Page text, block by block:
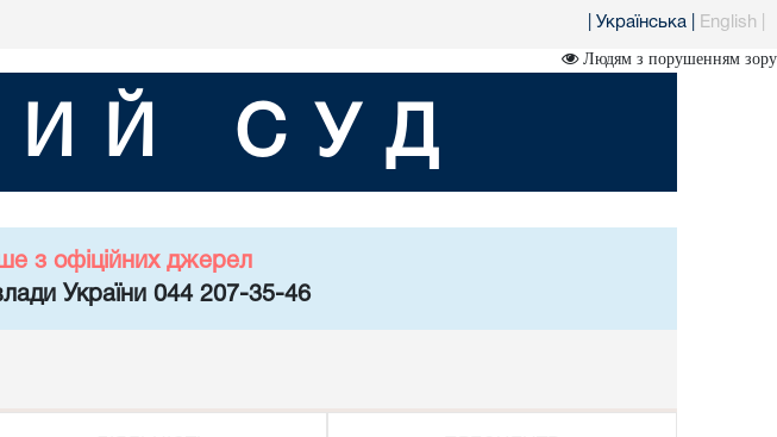
Українська English
Людям з порушенням зору
СУД
з офіційних джерел
України 044 207-35-46